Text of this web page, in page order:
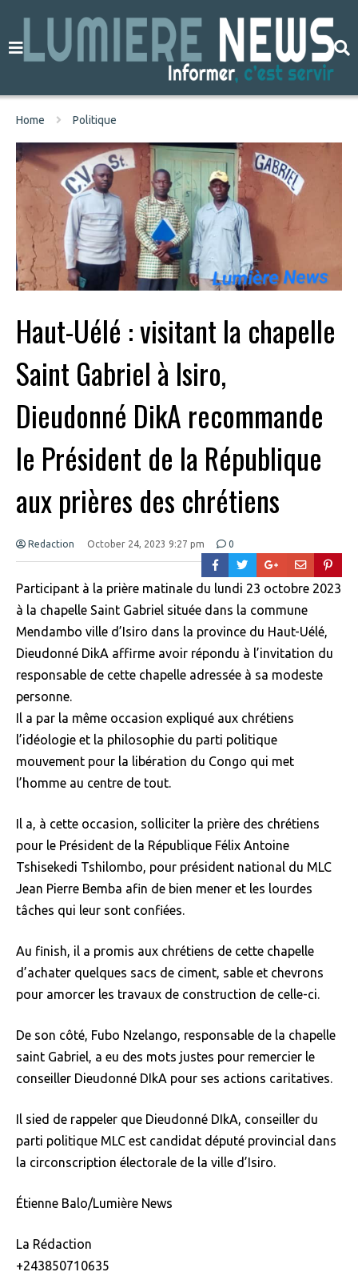
Home Politique
Haut-Uélé : visitant la chapelle
Saint Gabriel à Isiro,
Dieudonné DikA recommande
le Président de la République
aux prières des chrétiens
Redaction October 24, 2023 9:27 pm 0
Participant à la prière matinale du lundi 23 octobre 2023
à la chapelle Saint Gabriel située dans la commune
Mendambo ville d’Isiro dans la province du Haut-Uélé,
Dieudonné DikA affirme avoir répondu à l’invitation du
responsable de cette chapelle adressée à sa modeste
personne.
Il a par la même occasion expliqué aux chrétiens
l’idéologie et la philosophie du parti politique
mouvement pour la libération du Congo qui met
l’homme au centre de tout.
Il a, à cette occasion, solliciter la prière des chrétiens
pour le Président de la République Félix Antoine
Tshisekedi Tshilombo, pour président national du MLC
Jean Pierre Bemba afin de bien mener et les lourdes
tâches qui leur sont confiées.
Au finish, il a promis aux chrétiens de cette chapelle
d’achater quelques sacs de ciment, sable et chevrons
pour amorcer les travaux de construction de celle-ci.
De son côté, Fubo Nzelango, responsable de la chapelle
saint Gabriel, a eu des mots justes pour remercier le
conseiller Dieudonné DIkA pour ses actions caritatives.
Il sied de rappeler que Dieudonné DIkA, conseiller du
parti politique MLC est candidat député provincial dans
la circonscription électorale de la ville d’Isiro.
Étienne Balo/Lumière News
La Rédaction
+243850710635